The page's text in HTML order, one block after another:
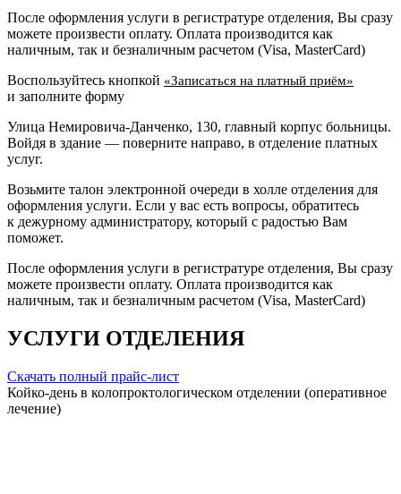
После оформления услуги в регистратуре отделения, Вы сразу
можете произвести оплату. Оплата производится как
наличным, так и безналичным расчетом (Visa, MasterCard)
Воспользуйтесь кнопкой «Записаться на платный приём»
и заполните форму
Улица Немировича-Данченко, 130, главный корпус больницы.
Войдя в здание — поверните направо, в отделение платных
услуг.
Возьмите талон электронной очереди в холле отделения для
оформления услуги. Если у вас есть вопросы, обратитесь
к дежурному администратору, который с радостью Вам
поможет.
После оформления услуги в регистратуре отделения, Вы сразу
можете произвести оплату. Оплата производится как
наличным, так и безналичным расчетом (Visa, MasterCard)
УСЛУГИ ОТДЕЛЕНИЯ
Скачать полный прайс-лист
Койко-день в колопроктологическом отделении (оперативное
лечение)